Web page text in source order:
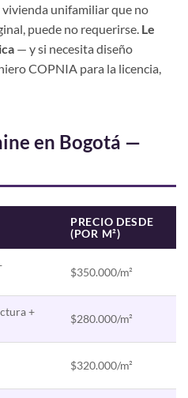
vivienda unifamiliar que no
puede no requerirse. Le
— y si necesita diseño
COPNIA para la licencia,
en Bogotá —
PRECIO DESDE
(POR M²)
$350.000/m²
+
$280.000/m²
$320.000/m²